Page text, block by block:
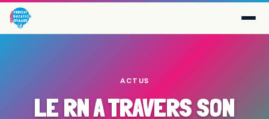
ACTUS
LE RN A TRAVERS SON